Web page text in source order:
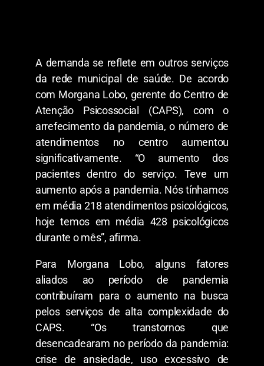
A demanda se reflete em outros serviços
da rede municipal de saúde. De acordo
com Morgana Lobo, gerente do Centro de
Atenção Psicossocial (CAPS), com o
arrefecimento da pandemia, o número de
atendimentos no centro aumentou
significativamente. “O aumento dos
pacientes dentro do serviço. Teve um
aumento após a pandemia. Nós tínhamos
em média 218 atendimentos psicológicos,
hoje temos em média 428 psicológicos
durante o mês”, afirma.
Para Morgana Lobo, alguns fatores
aliados ao período de pandemia
contribuíram para o aumento na busca
pelos serviços de alta complexidade do
CAPS. “Os transtornos que
desencadearam no período da pandemia:
crise de ansiedade, uso excessivo de